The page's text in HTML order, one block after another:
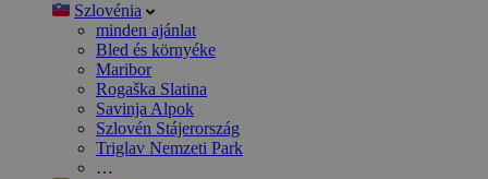
Szlovénia
minden ajánlat
Bled és környéke
Maribor
Rogaška Slatina
Savinja Alpok
Szlovén Stájerország
Triglav Nemzeti Park
…